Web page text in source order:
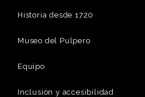
Historia desde 1720
Museo del Pulpero
Equipo
Inclusión y accesibilidad